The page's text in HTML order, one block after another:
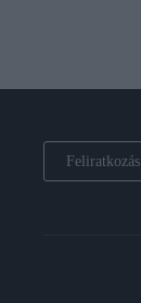
Feliratkozás